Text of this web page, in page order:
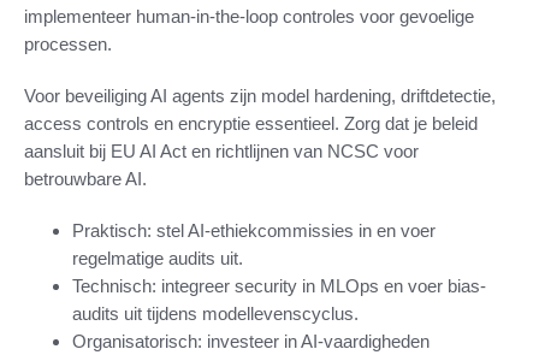
implementeer human-in-the-loop controles voor gevoelige
processen.
Voor beveiliging AI agents zijn model hardening, driftdetectie,
access controls en encryptie essentieel. Zorg dat je beleid
aansluit bij EU AI Act en richtlijnen van NCSC voor
betrouwbare AI.
Praktisch: stel AI-ethiekcommissies in en voer
regelmatige audits uit.
Technisch: integreer security in MLOps en voer bias-
audits uit tijdens modellevenscyclus.
Organisatorisch: investeer in AI-vaardigheden